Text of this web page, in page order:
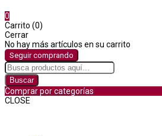
0
Carrito (0)
Cerrar
No hay más artículos en su carrito
Seguir comprando
Buscar
Comprar por categorías
CLOSE